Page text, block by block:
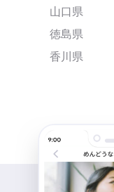
山口県
徳島県
香川県